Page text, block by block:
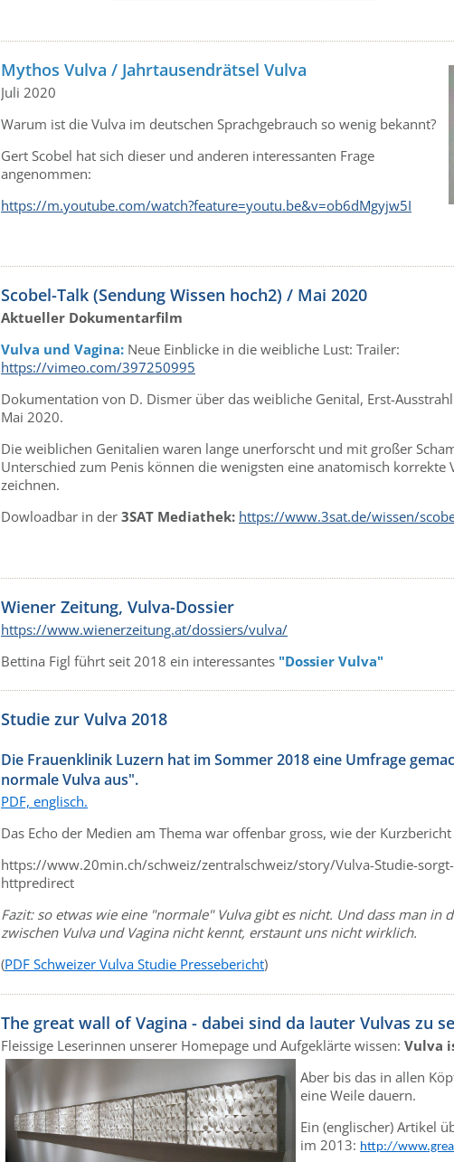
Mythos Vulva / Jahrtausendrätsel Vulva
Juli 2020
Warum ist die Vulva im deutschen Sprachgebrauch so wenig bekannt?
Gert Scobel hat sich dieser und anderen interessanten Frage
angenommen:
https://m.youtube.com/watch?feature=youtu.be&v=ob6dMgyjw5I
Scobel-Talk (Sendung Wissen hoch2) / Mai 2020
Aktueller Dokumentarfilm
Vulva und Vagina: Neue Einblicke in die weibliche Lust: Trailer:
https://vimeo.com/397250995
Dokumentation von D. Dismer über das weibliche Genital, Erst-
Mai 2020.
Die weiblichen Genitalien waren lange unerforscht und mit großer
Unterschied zum Penis können die wenigsten eine anatomisch korrekte
zeichnen.
Dowloadbar in der 3SAT Mediathek: https://www.3sat.de/wissen/
Wiener Zeitung, Vulva-Dossier
https://www.wienerzeitung.at/dossiers/vulva/
Bettina Figl führt seit 2018 ein interessantes "Dossier Vulva"
Studie zur Vulva 2018
Die Frauenklinik Luzern hat im Sommer 2018 eine Umfrage
normale Vulva aus".
PDF, englisch.
Das Echo der Medien am Thema war offenbar gross, wie der
https://www.20min.ch/schweiz/zentralschweiz/story/Vulva-Studie-
httpredirect
Fazit: so etwas wie eine "normale" Vulva gibt es nicht. Und dass man in
zwischen Vulva und Vagina nicht kennt, erstaunt uns nicht wirklich.
(PDF Schweizer Vulva Studie Pressebericht)
The great wall of Vagina - dabei sind da lauter Vulvas zu
Fleissige Leserinnen unserer Homepage und Aufgeklärte wissen: Vulva
Aber bis das in allen
eine Weile dauern.
Ein (englischer) Artikel
im 2013: http://